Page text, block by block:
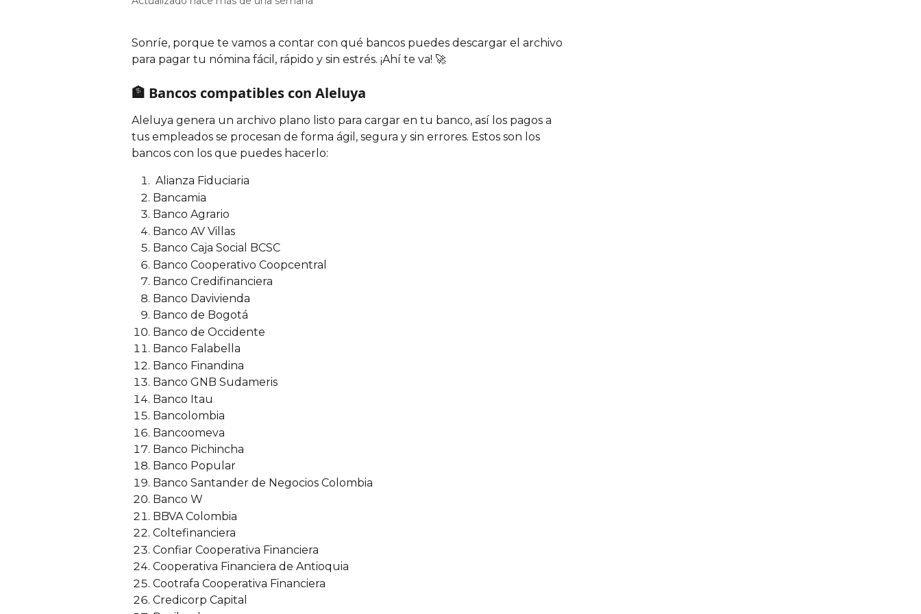
Sonríe, porque te vamos a contar con qué bancos puedes descargar el archivo
para pagar tu nómina fácil, rápido y sin estrés. ¡Ahí te va! 🚀
🏦 Bancos compatibles con Aleluya
Aleluya genera un archivo plano listo para cargar en tu banco, así los pagos a
tus empleados se procesan de forma ágil, segura y sin errores. Estos son los
bancos con los que puedes hacerlo:
Alianza Fiduciaria
Bancamia
Banco Agrario
Banco AV Villas
Banco Caja Social BCSC
Banco Cooperativo Coopcentral
Banco Credifinanciera
Banco Davivienda
Banco de Bogotá
Banco de Occidente
Banco Falabella
Banco Finandina
Banco GNB Sudameris
Banco Itau
Bancolombia
Bancoomeva
Banco Pichincha
Banco Popular
Banco Santander de Negocios Colombia
Banco W
BBVA Colombia
Coltefinanciera
Confiar Cooperativa Financiera
Cooperativa Financiera de Antioquia
Cootrafa Cooperativa Financiera
Credicorp Capital